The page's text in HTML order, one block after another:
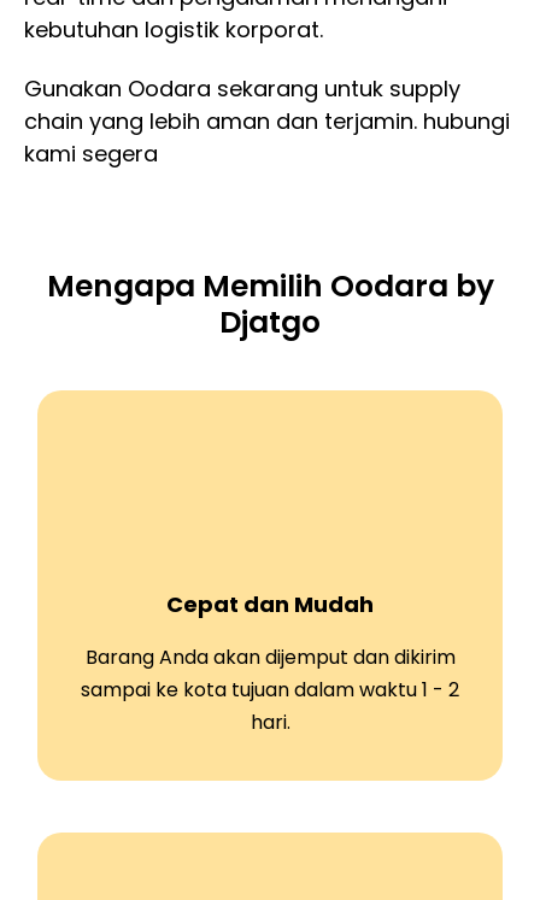
kebutuhan logistik korporat.
Gunakan Oodara sekarang untuk supply
chain yang lebih aman dan terjamin. hubungi
kami segera
Mengapa Memilih Oodara by
Djatgo
Cepat dan Mudah
Barang Anda akan dijemput dan dikirim
sampai ke kota tujuan dalam waktu 1 - 2
hari.